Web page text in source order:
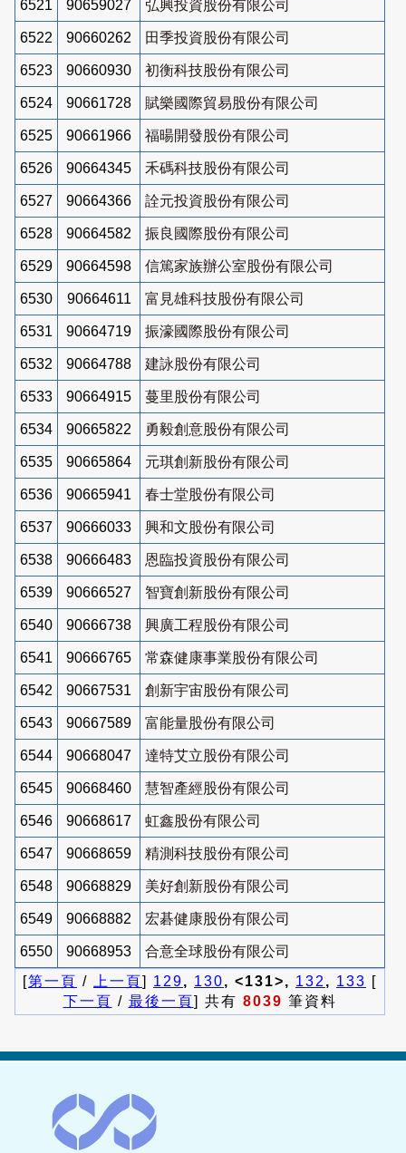
6521 90659027 弘興投資股份有限公司
6522 90660262 田季投資股份有限公司
6523 90660930 初衡科技股份有限公司
6524 90661728 賦樂國際貿易股份有限公司
6525 90661966 福暘開發股份有限公司
6526 90664345 禾碼科技股份有限公司
6527 90664366 詮元投資股份有限公司
6528 90664582 振良國際股份有限公司
6529 90664598 信篤家族辦公室股份有限公司
6530 90664611 富見雄科技股份有限公司
6531 90664719 振濠國際股份有限公司
6532 90664788 建詠股份有限公司
6533 90664915 蔓里股份有限公司
6534 90665822 勇毅創意股份有限公司
6535 90665864 元琪創新股份有限公司
6536 90665941 春士堂股份有限公司
6537 90666033 興和文股份有限公司
6538 90666483 恩臨投資股份有限公司
6539 90666527 智寶創新股份有限公司
6540 90666738 興廣工程股份有限公司
6541 90666765 常森健康事業股份有限公司
6542 90667531 創新宇宙股份有限公司
6543 90667589 富能量股份有限公司
6544 90668047 達特艾立股份有限公司
6545 90668460 慧智產經股份有限公司
6546 90668617 虹鑫股份有限公司
6547 90668659 精測科技股份有限公司
6548 90668829 美好創新股份有限公司
6549 90668882 宏碁健康股份有限公司
6550 90668953
合意全球股份有限公司
[第一頁 / 上一頁] 129, 130, <131>, 132 , 133 [
下一頁 / 最後一頁] 共有 8039 筆資料